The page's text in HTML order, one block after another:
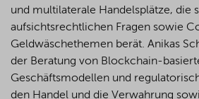
und multilaterale Handelsplätze, die
aufsichtsrechtlichen Fragen sowie
Geldwäschethemen berät. Anikas
der Beratung von Blockchain-
Geschäftsmodellen und
den Handel und die Verwahrung